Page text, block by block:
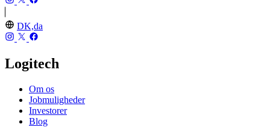
DK,da
Logitech
Om os
Jobmuligheder
Investorer
Blog